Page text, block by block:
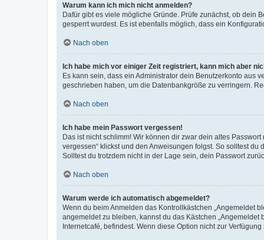
Warum kann ich mich nicht anmelden?
Dafür gibt es viele mögliche Gründe. Prüfe zunächst, ob dein
gesperrt wurdest. Es ist ebenfalls möglich, dass ein
Nach oben
Ich habe mich vor einiger Zeit registriert, kann mich aber
Es kann sein, dass ein Administrator dein Benutzerkonto aus
geschrieben haben, um die Datenbankgröße zu verringern.
Nach oben
Ich habe mein Passwort vergessen!
Das ist nicht schlimm! Wir können dir zwar dein altes
vergessen“ klickst und den Anweisungen folgst. So solltest
Solltest du trotzdem nicht in der Lage sein, dein Passwort
Nach oben
Warum werde ich automatisch abgemeldet?
Wenn du beim Anmelden das Kontrollkästchen „Angemeldet
angemeldet zu bleiben, kannst du das Kästchen
Internetcafé, befindest. Wenn diese Option nicht zur